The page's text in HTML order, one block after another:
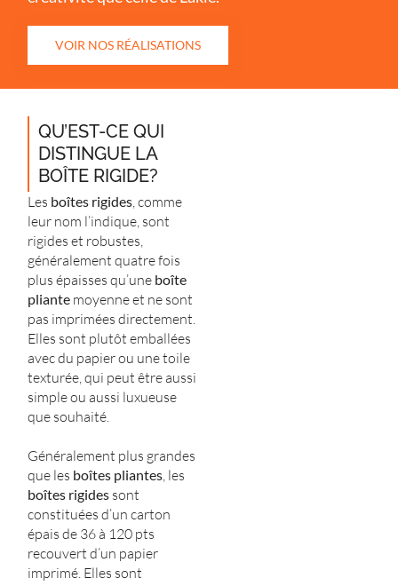
VOIR NOS RÉALISATIONS
QU’EST-CE QUI
DISTINGUE LA
BOÎTE RIGIDE?
Les boîtes rigides, comme
leur nom l’indique, sont
rigides et robustes,
généralement quatre fois
plus épaisses qu’une boîte
pliante moyenne et ne sont
pas imprimées directement.
Elles sont plutôt emballées
avec du papier ou une toile
texturée, qui peut être aussi
simple ou aussi luxueuse
que souhaité.
Généralement plus grandes
que les boîtes pliantes, les
boîtes rigides sont
constituées d’un carton
épais de 36 à 120 pts
recouvert d’un papier
imprimé. Elles sont